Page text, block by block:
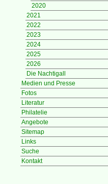
2020
2021
2022
2023
2024
2025
2026
Die Nachtigall
Medien und Presse
Fotos
Literatur
Philatelie
Angebote
Sitemap
Links
Suche
Kontakt